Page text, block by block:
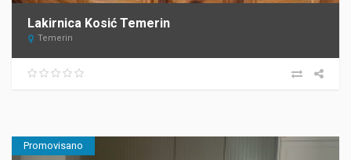
Lakirnica Kosić Temerin
Temerin
Promovisano